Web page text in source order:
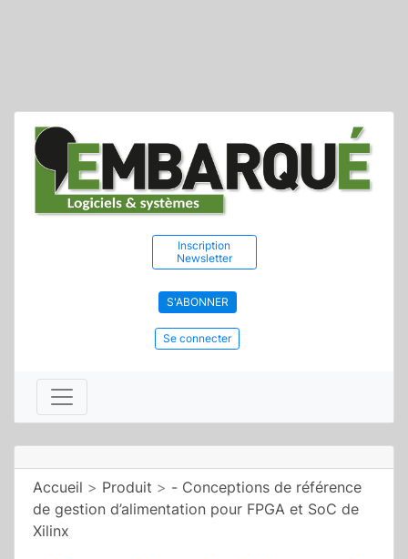
Inscription
Newsletter
S'ABONNER
Se connecter
Accueil > Produit > - Conceptions de référence
de gestion d’alimentation pour FPGA et SoC de
Xilinx